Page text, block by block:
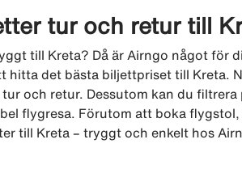
tur och retur till
till Kreta? Då är Airngo något för
hitta det bästa biljettpriset till Kreta.
tur och retur. Dessutom kan du
flygresa. Förutom att boka
till Kreta – tryggt och enkelt hos